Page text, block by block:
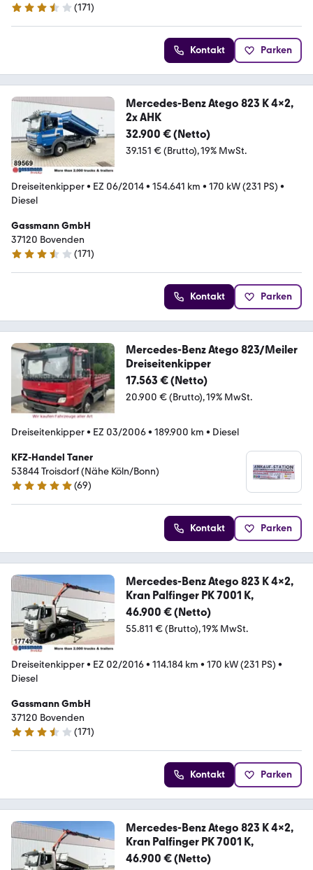
3.7 Sterne
(171)
Kontakt Parken
Mercedes-Benz Atego 823 K 4x2,
2x AHK
32.900 € (Netto)
39.151 € (Brutto) 19% MwSt.
Dreiseitenkipper• EZ 06/2014• 154.641 km • 170 kW (231 PS) •
Diesel
Gassmann GmbH
37120 Bovenden
3.7 Sterne
(171)
Kontakt Parken
Mercedes-Benz Atego 823/Meiler
Dreiseitenkipper
17.563 € (Netto)
20.900 € (Brutto) 19% MwSt.
Dreiseitenkipper• EZ 03/2006• 189.900 km • Diesel
KFZ-Handel Taner
53844 Troisdorf (Nähe Köln/Bonn)
4.8 Sterne
(69)
Kontakt Parken
Mercedes-Benz Atego 823 K 4x2,
Kran Palfinger PK 7001 K,
46.900 € (Netto)
55.811 € (Brutto) 19% MwSt.
Dreiseitenkipper• EZ 02/2016• 114.184 km • 170 kW (231 PS) •
Diesel
Gassmann GmbH
37120 Bovenden
3.7 Sterne
(171)
Kontakt Parken
Mercedes-Benz Atego 823 K 4x2,
Kran Palfinger PK 7001 K,
46.900 € (Netto)